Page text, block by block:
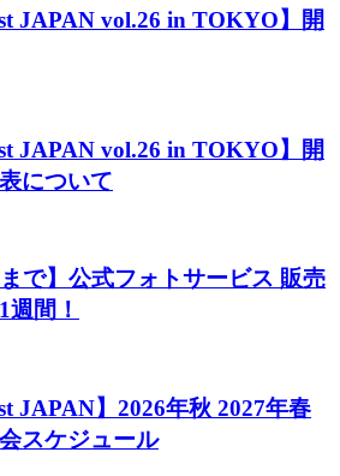
JAPAN vol.26 in TOKYO】開
JAPAN vol.26 in TOKYO】開
について
まで】公式フォトサービス 販売
週間！
JAPAN】2026年秋 2027年春
スケジュール